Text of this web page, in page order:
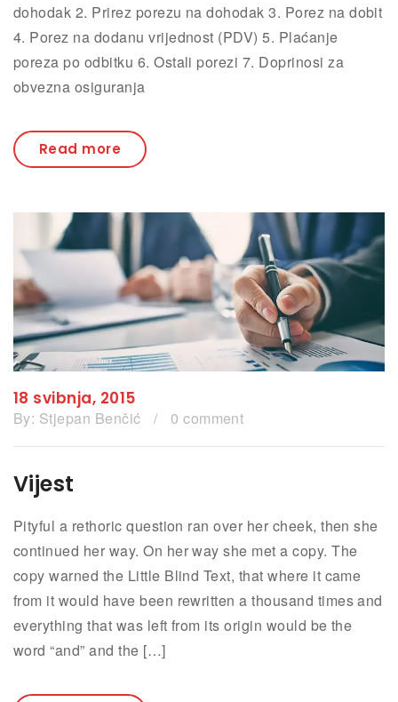
dohodak 2. Prirez porezu na dohodak 3. Porez na dobit
4. Porez na dodanu vrijednost (PDV) 5. Plaćanje
poreza po odbitku 6. Ostali porezi 7. Doprinosi za
obvezna osiguranja
Read more
18 svibnja, 2015
By: Stjepan Benčić / 0 comment
Vijest
Pityful a rethoric question ran over her cheek, then she
continued her way. On her way she met a copy. The
copy warned the Little Blind Text, that where it came
from it would have been rewritten a thousand times and
everything that was left from its origin would be the
word “and” and the […]